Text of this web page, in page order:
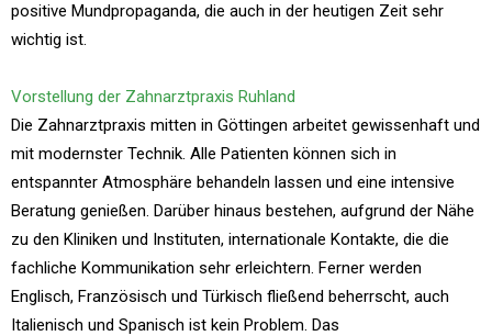
positive Mundpropaganda, die auch in der heutigen Zeit sehr
wichtig ist.
Vorstellung der Zahnarztpraxis Ruhland
Die Zahnarztpraxis mitten in Göttingen arbeitet gewissenhaft und
mit modernster Technik. Alle Patienten können sich in
entspannter Atmosphäre behandeln lassen und eine intensive
Beratung genießen. Darüber hinaus bestehen, aufgrund der Nähe
zu den Kliniken und Instituten, internationale Kontakte, die die
fachliche Kommunikation sehr erleichtern. Ferner werden
Englisch, Französisch und Türkisch fließend beherrscht, auch
Italienisch und Spanisch ist kein Problem. Das